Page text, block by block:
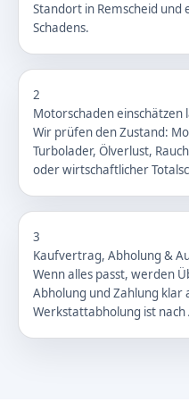
Standort in Remscheid und
Schadens.
2
Motorschaden einschätzen
Wir prüfen den Zustand:
Turbolader, Ölverlust,
oder wirtschaftlicher
3
Kaufvertrag, Abholung &
Wenn alles passt, werden
Abholung und Zahlung klar
Werkstattabholung ist nach